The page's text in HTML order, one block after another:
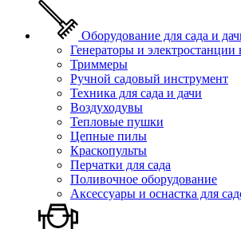
Оборудование для сада и
Генераторы и
Триммеры
Ручной садовый инструмент
Техника для сада и дачи
Воздуходувы
Тепловые пушки
Цепные пилы
Краскопульты
Перчатки для сада
Поливочное оборудование
Аксессуары и оснастка для